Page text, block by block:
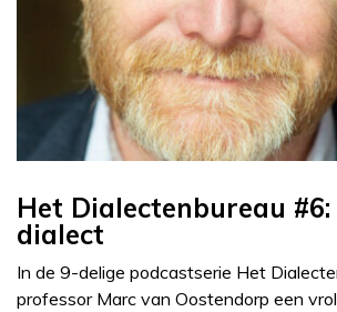
Het Dialectenbureau
dialect
In de 9-delige podcastserie Het
professor Marc van Oostendorp een